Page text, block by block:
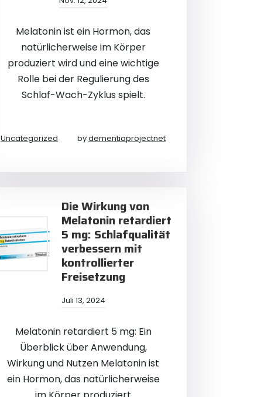
Melatonin ist ein Hormon, das
natürlicherweise im Körper
produziert wird und eine wichtige
Rolle bei der Regulierung des
Schlaf-Wach-Zyklus spielt.
Uncategorized bydementiaprojectnet
Die Wirkung von
Melatonin retardiert
5 mg: Schlafqualität
verbessern mit
kontrollierter
Freisetzung
Juli 13, 2024
Melatonin retardiert 5 mg: Ein
Überblick über Anwendung,
Wirkung und Nutzen Melatonin ist
ein Hormon, das natürlicherweise